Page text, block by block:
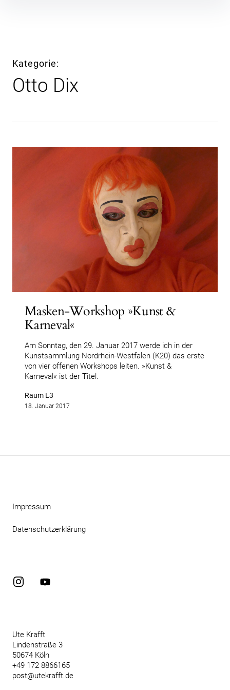
Kategorie
Otto Dix
Masken-Workshop »Kunst &
Karneval«
Am Sonntag, den 29. Januar 2017 werde ich in der
Kunstsammlung Nordrhein-Westfalen (K20) das erste
von vier offenen Workshops leiten. »Kunst &
Karneval« ist der Titel.
Raum L3
18. Januar 2017
Impressum
Datenschutzerklärung
InstagramYouTube
Ute Krafft
Lindenstraße 3
50674 Köln
+49 172 8866165
post@utekrafft.de